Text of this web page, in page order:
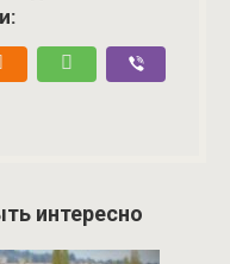
интересно